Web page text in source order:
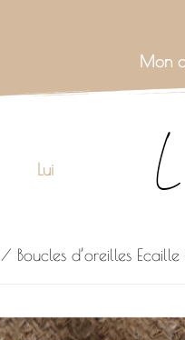
Mon
Lui
/ Boucles d’oreilles Ecaille